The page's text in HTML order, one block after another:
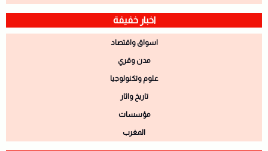
اخبار خفيفة
اسواق واقتصاد
مدن وقري
علوم وتكنولوجيا
تاريخ واثار
مؤسسات
المغرب